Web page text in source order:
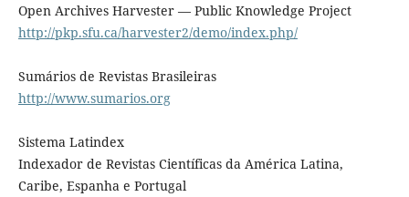
Open Archives Harvester — Public Knowledge Project
http://pkp.sfu.ca/harvester2/demo/index.php/
Sumários de Revistas Brasileiras
http://www.sumarios.org
Sistema Latindex
Indexador de Revistas Científicas da América Latina,
Caribe, Espanha e Portugal